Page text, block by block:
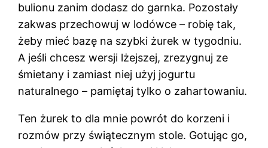
bulionu zanim dodasz do garnka. Pozostały
zakwas przechowuj w lodówce – robię tak,
żeby mieć bazę na szybki żurek w tygodniu.
A jeśli chcesz wersji lżejszej, zrezygnuj ze
śmietany i zamiast niej użyj jogurtu
naturalnego – pamiętaj tylko o zahartowaniu.
Ten żurek to dla mnie powrót do korzeni i
rozmów przy świątecznym stole. Gotując go,